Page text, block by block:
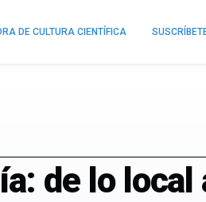
DE CULTURA CIENTÍFICA
de lo local